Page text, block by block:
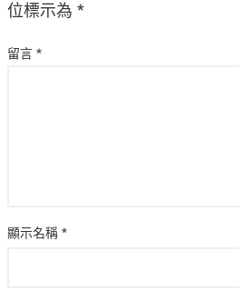
位標示為 *
留言 *
顯示名稱 *